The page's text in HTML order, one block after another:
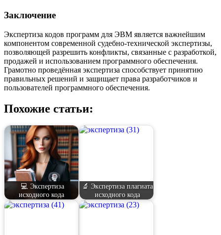
Заключение
Экспертиза кодов программ для ЭВМ является важнейшим
компонентом современной судебно-технической экспертизы,
позволяющей разрешить конфликты, связанные с разработкой,
продажей и использованием программного обеспечения.
Грамотно проведённая экспертиза способствует принятию
правильных решений и защищает права разработчиков и
пользователей программного обеспечения.
Похожие статьи:
💻 Экспертиза
исходного кода
🔬 Экспертиза плагиата
исходного кода